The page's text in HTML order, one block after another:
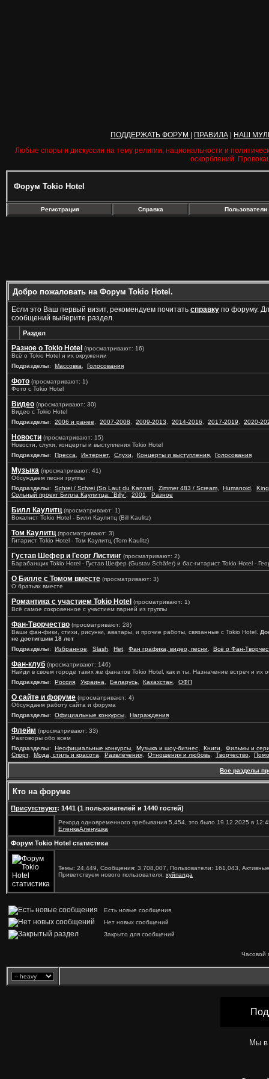
ПОДДЕРЖАТЬ ФОРУМ ПРАВИЛА
НАШ
Любые споры и дискуссии на тему религии, национальности и
оскорблений.
Форум Tokio Hotel
Регистрация Справка Пользователи
Добро пожаловать на Форум Tokio Hotel.
Если это Ваш первый визит, рекомендуем почитать справку по форуму.
сообщений выберите раздел.
Раздел
Разное о Tokio Hotel (просматривают: 16)
Всё о Tokio Hotel и их окружении
Подразделы: Массовка Голосования
Фото (просматривают: 1)
Фото с Tokio Hotel
Видео (просматривают: 30)
Видео с Tokio Hotel
Подразделы: 2006 и ранее 2007-2008 2009-2013 2014-2016 2017-2019 2020-
Новости (просматривают: 15)
Новости, слухи, концерты и выступления Tokio Hotel
Подразделы: Пресса Интернет, Слухи Концерты и выступления Голосования
Музыка (просматривают: 41)
Обсуждаем песни группы
Подразделы: Schrei / Schrei (So Laut du Kannst) Zimmer 483 / Scream Humanoid
Сольный проект Билла Каулитца: `Billy`
2001 Разное
Билл Каулитц (просматривают: 1)
Вокалист Tokio Hotel - Билл Каулитц (Bill Kaulitz)
Том Каулитц (просматривают: 3)
Гитарист Tokio Hotel - Том Каулитц (Tom Kaulitz)
Густав Шефер и Георг Листинг (просматривают: 2)
Барабанщик Tokio Hotel - Густав Шефер (Gustav Schäfer) и бас-гитарист Tokio Hotel -
О Билле с Томом вместе (просматривают: 3)
О братьях вместе
Романтика с участием Tokio Hotel (просматривают: 1)
Всё самое сокровенное с участием парней из группы
Фан-Творчество (просматривают: 28)
Ваши фан-фики, стихи, рисунки, аватары, и прочие работы, связанные с Tokio Hotel.
не достигшим 18 лет
Подразделы: Избранное Slash Het Фан графика, видео, песни Всё о Фан-
Фан-клуб (просматривают: 146)
Найди в своем городе таких же фанатов Tokio Hotel, как и ты. Назначение встреч и их
Подразделы: Россия Украина Беларусь Казахстан ОФП
О сайте и форуме (просматривают: 4)
Обсуждаем работу сайта и форума
Подразделы: Официальные конкурсы Награждения
Флейм (просматривают: 33)
Разговоры обо всем
Подразделы: Неофициальные конкурсы Музыка и шоу-бизнес Книги
Фильмы и
Спорт, Мода, стиль и красота Развлечения Отношения и любовь Творчество
Все разделы
Кто на форуме
Присутствуют: 1441 (1 пользователей и 1440 гостей)
Рекорд одновременного пребывания 5,454, это было 19.12.2025 в
ЕленкаАленушка
Форум Tokio Hotel статистика
Темы: 24,449, Сообщения: 3,708,007, Пользователи: 161,043,
Приветствуем нового пользователя, хуйпалда
Есть новые сообщения
Нет новых сообщений
Закрыто для сообщений
Часовой
Мы в